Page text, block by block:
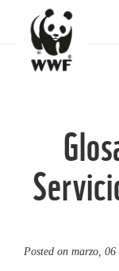
Posted on marzo, 06